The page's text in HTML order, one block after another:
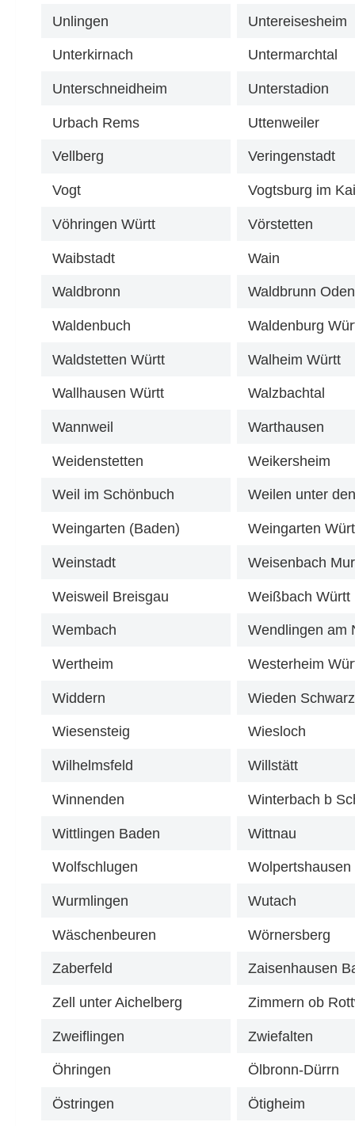
Unlingen Untereisesheim
Unterkirnach Untermarchtal
Unterschneidheim Unterstadion
Urbach Rems Uttenweiler
Vellberg Veringenstadt
Vogt Vogtsburg im
Vöhringen Württ Vörstetten
Waibstadt Wain
Waldbronn Waldbrunn
Waldenbuch Waldenburg
Waldstetten Württ Walheim Württ
Wallhausen Württ Walzbachtal
Wannweil Warthausen
Weidenstetten Weikersheim
Weil im Schönbuch Weilen unter
Weingarten (Baden) Weingarten
Weinstadt Weisenbach
Weisweil Breisgau Weißbach Württ
Wembach Wendlingen am
Wertheim Westerheim
Widdern Wieden
Wiesensteig Wiesloch
Wilhelmsfeld Willstätt
Winnenden
Wittlingen Baden Wittnau
Wolfschlugen Wolpertshausen
Wurmlingen Wutach
Wäschenbeuren Wörnersberg
Zaberfeld Zaisenhausen
Zell unter Aichelberg Zimmern ob
Zweiflingen Zwiefalten
Öhringen Ölbronn-Dürrn
Östringen Ötigheim